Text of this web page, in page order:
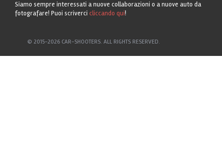
Siamo sempre interessati a nuove collaborazioni o a nuove auto da
fotografare! Puoi scriverci cliccando qui!
© 2015-2026 CAR-SHOOTERS. ALL RIGHTS RESERVED.